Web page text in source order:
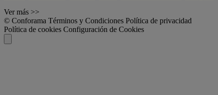
Ver más >>
© Conforama Términos y Condiciones Política de privacidad
Política de cookies Configuración de Cookies